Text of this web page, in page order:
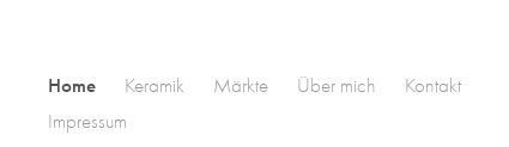
Home Keramik Märkte Über mich
Kontakt
Impressum